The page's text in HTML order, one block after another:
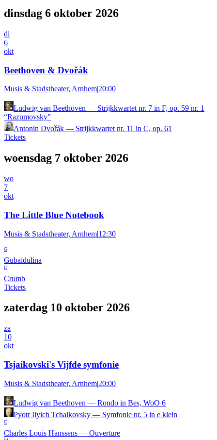
dinsdag 6 oktober 2026
di
6
okt
Beethoven & Dvořák
Musis & Stadstheater, Arnhem|20:00
Ludwig van Beethoven — Strijkkwartet nr. 7 in F, op. 59 nr. 1
“Razumovsky”
Antonin Dvořák — Strijkkwartet nr. 11 in C, op. 61
Tickets
woensdag 7 oktober 2026
wo
7
okt
The Little Blue Notebook
Musis & Stadstheater, Arnhem|12:30
G
Gubaidulina
C
Crumb
Tickets
zaterdag 10 oktober 2026
za
10
okt
Tsjaikovski's Vijfde symfonie
Musis & Stadstheater, Arnhem|20:00
Ludwig van Beethoven — Rondo in Bes, WoO 6
Pyotr Ilyich Tchaikovsky — Symfonie nr. 5 in e klein
C
Charles Louis Hanssens — Ouverture